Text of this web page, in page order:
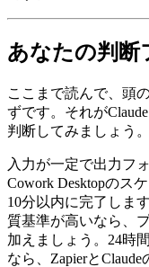
あなたの判断
ここまで読んで、頭
ずです。それが
判断してみましょう。
入力が一定で出力フ
Cowork Desktopのス
10分以内に完了しま
質基準が高いなら、
加えましょう。24時
なら、Zapierと